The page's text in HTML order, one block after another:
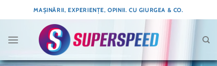
to
MAȘINĂRII, EXPERIENȚE, OPINII. CU GIURGEA & CO.